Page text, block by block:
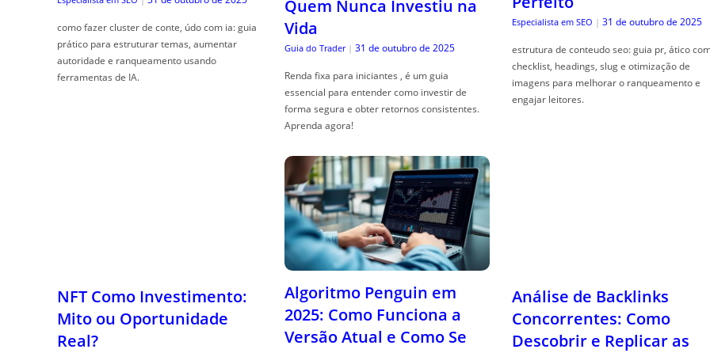
como fazer cluster de conte, údo com ia: guia
prático para estruturar temas, aumentar
autoridade e ranqueamento usando
ferramentas de IA.
Quem Nunca Investiu na
Vida
Guia do Trader | 31 de outubro de 2025
Renda fixa para iniciantes , é um guia
essencial para entender como investir de
forma segura e obter retornos consistentes.
Aprenda agora!
Especialista em SEO | 31 de outubro de 2025
estrutura de conteudo seo: guia pr, ático
checklist, headings, slug e otimização de
imagens para melhorar o ranqueamento e
engajar leitores.
NFT Como Investimento:
Mito ou Oportunidade
Real?
Algoritmo Penguin em
2025: Como Funciona a
Versão Atual e Como Se
Análise de Backlinks
Concorrentes: Como
Descobrir e Replicar as